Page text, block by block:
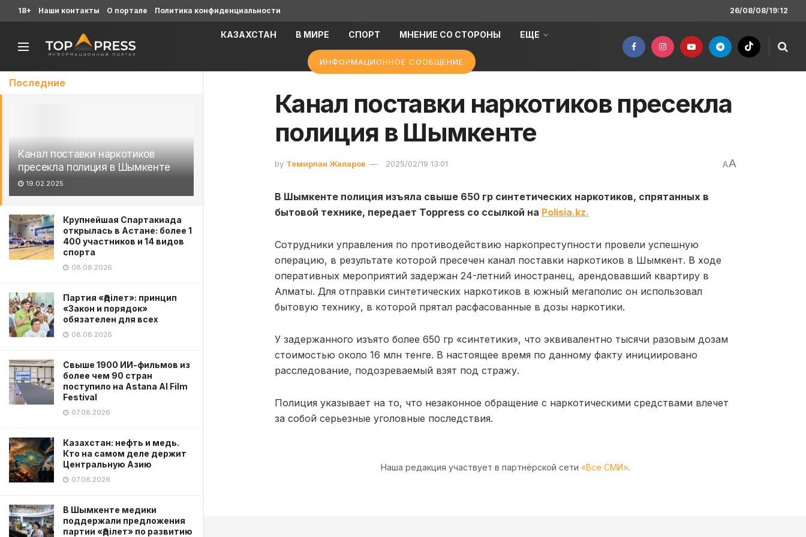
Последние
Канал поставки наркотиков
пресекла полиция в Шымкенте
19.02.2025
Крупнейшая Спартакиада
открылась в Астане: более 1
400 участников и 14 видов
спорта
08.08.2026
Партия «Әділет»: принцип
«Закон и порядок»
обязателен для всех
08.08.2026
Свыше 1900 ИИ-фильмов из
более чем 90 стран
поступило на Astana AI Film
Festival
07.08.2026
Казахстан: нефть и медь.
Кто на самом деле держит
Центральную Азию
07.08.2026
В Шымкенте медики
поддержали предложения
партии «Әділет» по развитию
18+ Наши контакты О портале Политика конфиденциальности 26/08/08/19:12
КАЗАХСТАН В МИРЕ СПОРТ МНЕНИЕ СО СТОРОНЫ ЕЩЕ
ИНФОРМАЦИОННОЕ СООБЩЕНИЕ
Канал поставки наркотиков пресекла
полиция в Шымкенте
by Темирлан Жапаров 2025/02/19 13:01 AA
В Шымкенте полиция изъяла свыше 650 гр синтетических наркотиков, спрятанных в
бытовой технике, передает Toppress со ссылкой на Polisia.kz.
Сотрудники управления по противодействию наркопреступности провели успешную
операцию, в результате которой пресечен канал поставки наркотиков в Шымкент. В ходе
оперативных мероприятий задержан 24-летний иностранец, арендовавший квартиру в
Алматы. Для отправки синтетических наркотиков в южный мегаполис он использовал
бытовую технику, в которой прятал расфасованные в дозы наркотики.
У задержанного изъято более 650 гр «синтетики», что эквивалентно тысячи разовым дозам
стоимостью около 16 млн тенге. В настоящее время по данному факту инициировано
расследование, подозреваемый взят под стражу.
Полиция указывает на то, что незаконное обращение с наркотическими средствами влечет
за собой серьезные уголовные последствия.
Наша редакция участвует в партнёрской сети «Все СМИ».